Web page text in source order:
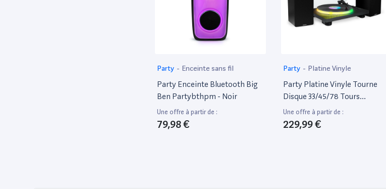
Party - Enceinte sans fil
Party Enceinte Bluetooth Big
Ben Partybthpm - Noir
Une offre à partir de :
79,98 €
Party - Platine Vinyle
Party Platine Vinyle Tourne
Disque 33/45/78 Tours
Bluetooth Avec Plateau
Lumineux Led - Big Ben
Partybttdlight, Avec Enceintes
Une offre à partir de :
229,99 €